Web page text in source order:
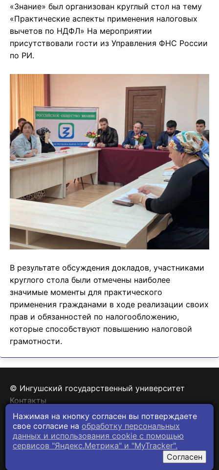
«Знание» был организован круглый стол на тему
«Практические аспекты применения налоговых
вычетов по НДФЛ» На мероприятии
присутствовали гости из Управления ФНС России
по РИ.
В результате обсуждения докладов, участниками
круглого стола были отмечены наиболее
значимые моменты для практического
применения гражданами в ходе реализации своих
прав и обязанностей по налогообложению,
которые способствуют повышению налоговой
грамотности.
© Ингушский государственный университет
Контакты
Политика конфиденциальности
Нажимая на кнопку согласен вы потверждаете
свое согласие на обработку персональных
данных и использования cookie c помощью
сервисов "Яндекс.Метрика" и "MyTracker".
Согласен